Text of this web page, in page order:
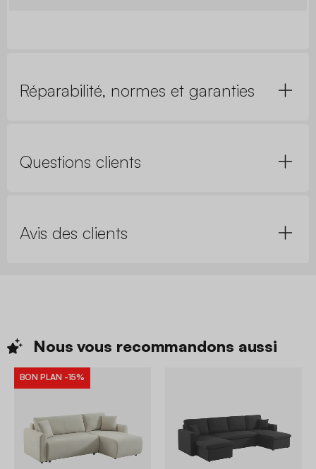
Réparabilité, normes et garanties
Questions clients
Avis des clients
Nous vous recommandons aussi
BON PLAN -15%